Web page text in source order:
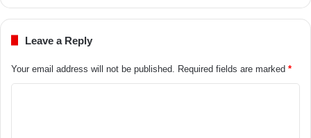
Leave a Reply
Your email address will not be published. Required fields are marked *